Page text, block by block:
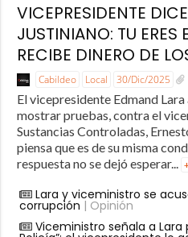
VICEPRESIDENTE
JUSTINIANO: TU ERES
RECIBE DINERO DE
Cabildeo Local 30/Dic/2025
El vicepresidente Edmand
mostrar pruebas, contra el
Sustancias Controladas,
piensa que es de su misma
respuesta no se dejó esperar...
Lara y viceministro se
corrupción | Opinión
Viceministro señala a Lara